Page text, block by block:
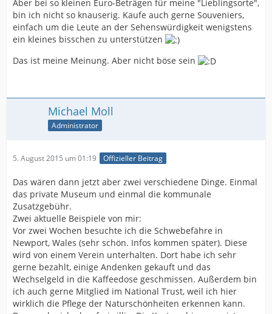
Aber bei so kleinen Euro-Beträgen für meine "Lieblingsorte",
bin ich nicht so knauserig. Kaufe auch gerne Souveniers,
einfach um die Leute an der Sehenswürdigkeit wenigstens
ein kleines bisschen zu unterstützen
Das ist meine Meinung. Aber nicht böse sein
Michael Moll
Administrator
5. August 2015 um 01:19 Offizieller Beitrag
Das wären dann jetzt aber zwei verschiedene Dinge. Einmal
das private Museum und einmal die kommunale
Zusatzgebühr.
Zwei aktuelle Beispiele von mir:
Vor zwei Wochen besuchte ich die Schwebefähre in
Newport, Wales (sehr schön. Infos kommen später). Diese
wird von einem Verein unterhalten. Dort habe ich sehr
gerne bezahlt, einige Andenken gekauft und das
Wechselgeld in die Kaffeedose geschmissen. Außerdem bin
ich auch gerne Mitglied im National Trust, weil ich hier
wirklich die Pflege der Naturschönheiten erkennen kann.